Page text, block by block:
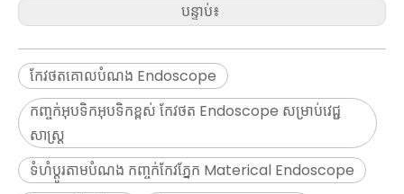
បន្ទាប់៖
កែវថតគោលបំណង Endoscope
កញ្ចក់អុបទិកអុបទិកខ្ពស់ កែវថត Endoscope សម្រាប់វេជ្ជ
សាស្ត្រ
ទំហំប្ដូរតាមបំណង កញ្ចក់កែវភ្នែក Materical Endoscope